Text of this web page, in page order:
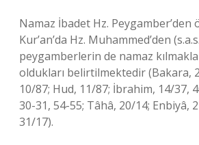
Namaz İbadet Hz. Peygamber’den
Kur’an’da Hz. Muhammed’den
peygamberlerin de namaz
oldukları belirtilmektedir (Bakara,
10/87; Hud, 11/87; İbrahim, 14/37,
30-31, 54-55; Tâhâ, 20/14; Enbiyâ,
31/17).